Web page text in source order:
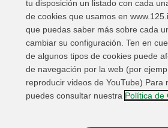
2026
Semana del voluntariado y
Internacionales de
tu disposición un listado con cada
de cookies que usamos en
que puedas saber más sobre cada
cambiar su configuración. Ten en
de algunos tipos de cookies puede
de navegación por la web (por
reproducir videos de YouTube) Para
puedes consultar nuestra Política de